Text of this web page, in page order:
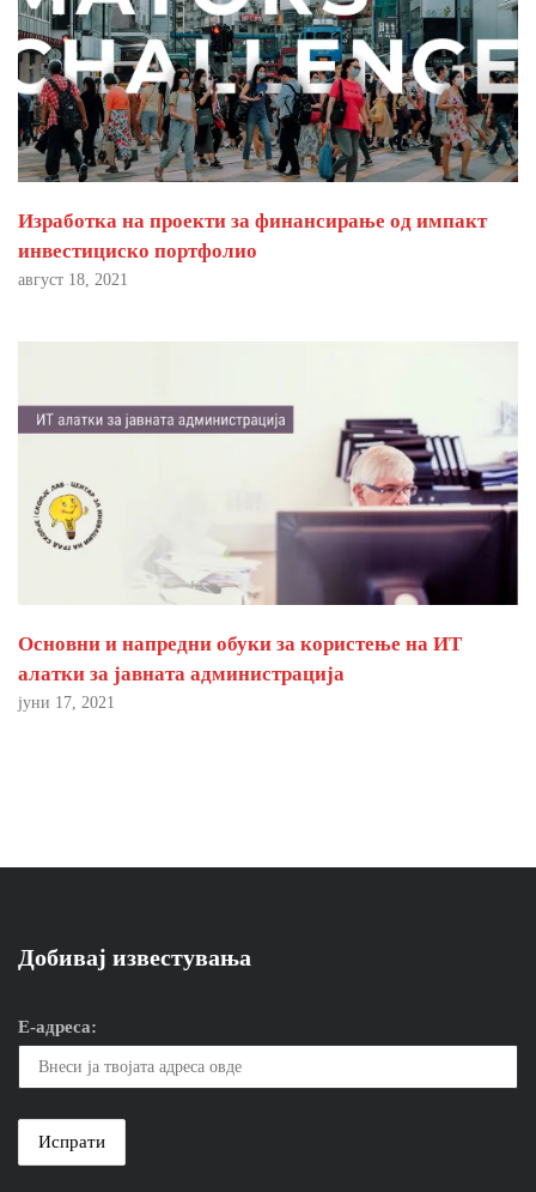
Изработка на проекти за финансирање од импакт
инвестициско портфолио
август 18, 2021
Основни и напредни обуки за користење на ИТ
алатки за јавната администрација
јуни 17, 2021
Добивај известувања
Е-адреса: